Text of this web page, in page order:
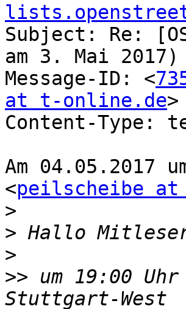
Subject: Re:
am 3. Mai 2017)
Message-ID: <
at t-online.de>
Content-Type:
Am 04.05.2017
<peilscheibe at
>
>
>
>> um 19:00